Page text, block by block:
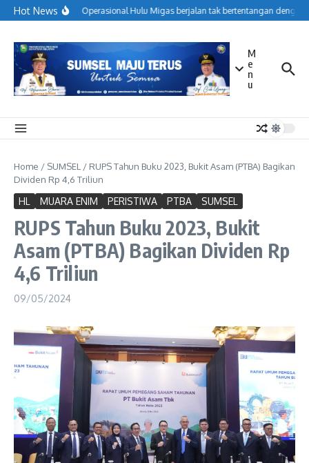
Lewati ke konten
Hot NewsMenjaga Operasional Hulu Migas berjalan tak bertentangan dengan
M
e
n
u
Home / SUMSEL / RUPS Tahun Buku 2023, Bukit Asam (PTBA) Bagikan
Dividen Rp 4,6 Triliun
HL MUARA ENIM PERISTIWA PTBA SUMSEL
RUPS Tahun Buku 2023, Bukit
Asam (PTBA) Bagikan Dividen Rp
4,6 Triliun
09/05/2024